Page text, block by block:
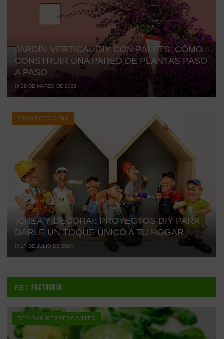
JARDÍN VERTICAL DIY CON PALETS: CÓMO
CONSTRUIR UNA PARED DE PLANTAS PASO
A PASO
29 DE MARZO DE 2026
PROYECTOS DIY
¡CREA Y DECORA!: PROYECTOS DIY PARA
DARLE UN TOQUE ÚNICO A TU HOGAR
17 DE JULIO DE 2024
RED FACTOORIA
BEBIDAS REFRESCANTES